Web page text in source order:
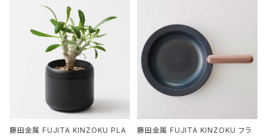
ド.ピーナッツ-0P 3Dグラス
藤田金属 FUJITA KINZOKU PLA
藤田金属 FUJITA KINZOKU フラ